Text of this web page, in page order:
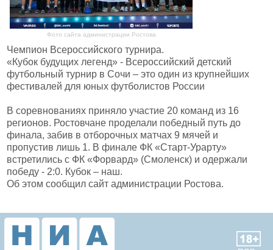
Фото сайта администрации Ростова
Чемпион Всероссийского турнира.
«Кубок будущих легенд» - Всероссийский детский
футбольный турнир в Сочи – это один из крупнейших
фестивалей для юных футболистов России
В соревнованиях приняло участие 20 команд из 16
регионов. Ростовчане проделали победный путь до
финала, забив в отборочных матчах 9 мячей и
пропустив лишь 1. В финале ФК «Старт-Урарту»
встретились с ФК «Форвард» (Смоленск) и одержали
победу - 2:0. Кубок – наш.
Об этом сообщил сайт администрации Ростова.